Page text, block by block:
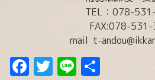
TEL：078-
FAX:078-
mail t-
Facebook
Twitter
Line